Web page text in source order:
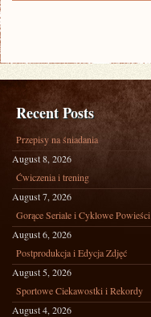
Recent Posts
Przepisy na śniadania
August 8, 2026
Ćwiczenia i trening
August 7, 2026
Gorące Seriale i Cyklowe Powieści
August 6, 2026
Postprodukcja i Edycja Zdjęć
August 5, 2026
Sportowe Ciekawostki i Rekordy
August 4, 2026